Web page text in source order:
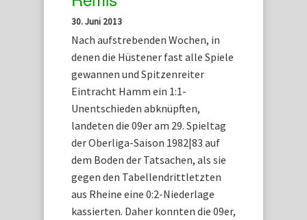
30. Juni 2013
Nach aufstrebenden Wochen, in
denen die Hüstener fast alle Spiele
gewannen und Spitzenreiter
Eintracht Hamm ein 1:1-
Unentschieden abknüpften,
landeten die 09er am 29. Spieltag
der Oberliga-Saison 1982|83 auf
dem Boden der Tatsachen, als sie
gegen den Tabellendrittletzten
aus Rheine eine 0:2-Niederlage
kassierten. Daher konnten die 09er,